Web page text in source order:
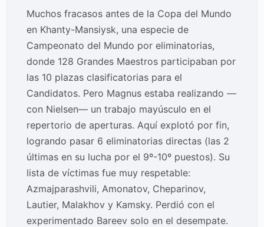
Muchos fracasos antes de la Copa del Mundo
en Khanty-Mansiysk, una especie de
Campeonato del Mundo por eliminatorias,
donde 128 Grandes Maestros participaban por
las 10 plazas clasificatorias para el
Candidatos. Pero Magnus estaba realizando —
con Nielsen— un trabajo mayúsculo en el
repertorio de aperturas. Aquí explotó por fin,
logrando pasar 6 eliminatorias directas (las 2
últimas en su lucha por el 9º-10º puestos). Su
lista de víctimas fue muy respetable:
Azmajparashvili, Amonatov, Cheparinov,
Lautier, Malakhov y Kamsky. Perdió con el
experimentado Bareev solo en el desempate.